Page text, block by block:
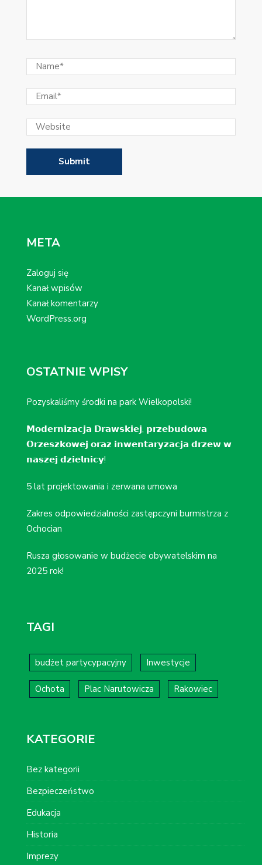
META
Zaloguj się
Kanał wpisów
Kanał komentarzy
WordPress.org
OSTATNIE WPISY
Pozyskaliśmy środki na park Wielkopolski!
𝗠𝗼𝗱𝗲𝗿𝗻𝗶𝘇𝗮𝗰𝗷𝗮 𝗗𝗿𝗮𝘄𝘀𝗸𝗶𝗲𝗷, 𝗽𝗿𝘇𝗲𝗯𝘂𝗱𝗼𝘄𝗮
𝗢𝗿𝘇𝗲𝘀𝘇𝗸𝗼𝘄𝗲𝗷 𝗼𝗿𝗮𝘇 𝗶𝗻𝘄𝗲𝗻𝘁𝗮𝗿𝘆𝘇𝗮𝗰𝗷𝗮 𝗱𝗿𝘇𝗲𝘄 𝘄
𝗻𝗮𝘀𝘇𝗲𝗷 𝗱𝘇𝗶𝗲𝗹𝗻𝗶𝗰𝘆!
5 lat projektowania i zerwana umowa
Zakres odpowiedzialności zastępczyni burmistrza z
Ochocian
Rusza głosowanie w budżecie obywatelskim na
2025 rok!
TAGI
budżet partycypacyjny Inwestycje
Ochota Plac Narutowicza Rakowiec
KATEGORIE
Bez kategorii
Bezpieczeństwo
Edukacja
Historia
Imprezy